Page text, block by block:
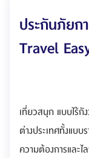
ประกันภัยก
Travel
เที่ยวสนุก แบบไร้กั
ต่างประเทศทั้งแบ
ความต้องการและ